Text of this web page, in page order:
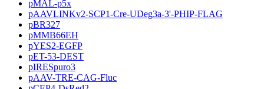
pMAL-p5x
pAAVLINKv2-SCP1-Cre-UDeg3a-3'-PHIP-FLAG
pBR327
pMMB66EH
pYES2-EGFP
pET-53-DEST
pIRESpuro3
pAAV-TRE-CAG-Fluc